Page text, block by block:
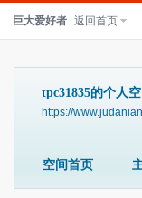
巨大爱好者 返回首页
tpc31835的个人空
https://
空间首页